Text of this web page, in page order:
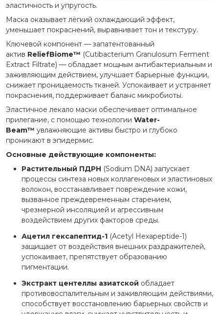
эластичность и упругость.
Маска оказывает лёгкий охлаждающий эффект,
уменьшает покраснений, выравнивает тон и текстуру.
Ключевой компонент — запатентованный
актив ReliefBiome™ (Cutibacterium Granulosum Ferment
Extract Filtrate) — обладает мощным антибактериальным и
заживляющим действием, улучшает барьерные функции,
снижает проницаемость тканей. Успокаивает и устраняет
покраснения, поддерживает баланс микробиоты.
Эластичное лекало маски обеспечивает оптимальное
прилегание, с помощью технологии Water-
Beam™ увлажняющие активы быстро и глубоко
проникают в эпидермис.
Основные действующие компоненты:
Растительный ПДРН (Sodium DNA) запускает
процессы синтеза новых коллагеновых и эластиновых
волокон, восстанавливает повреждение кожи,
вызванное преждевременным старением,
чрезмерной инсоляцией и агрессивным
воздействием других факторов среды.
Ацетил гексапептид-1 (Acetyl Hexapeptide-1)
защищает от воздействия внешних раздражителей,
успокаивает, препятствует образованию
пигментации.
Экстракт центеллы азиатской обладает
противовоспалительным и заживляющим действиями,
способствует восстановлению барьерных свойств и